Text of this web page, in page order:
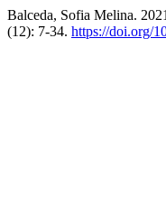
Balceda, Sofia Melina.
(12): 7-34. https://doi.org/